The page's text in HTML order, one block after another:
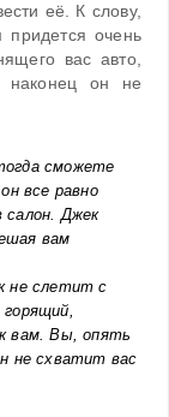
её. К слову,
очень
вас авто,
наконец он не
сможете
все равно
салон. Джек
вам
не слетит с
вам. Вы, опять
не схватит вас